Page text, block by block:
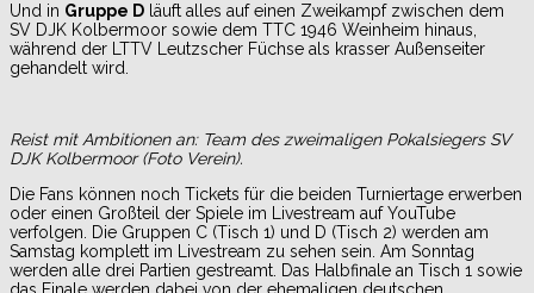
Und in Gruppe D läuft alles auf einen Zweikampf zwischen dem
SV DJK Kolbermoor sowie dem TTC 1946 Weinheim hinaus,
während der LTTV Leutzscher Füchse als krasser Außenseiter
gehandelt wird.
Reist mit Ambitionen an: Team des zweimaligen Pokalsiegers SV
DJK Kolbermoor (Foto Verein).
Die Fans können noch Tickets für die beiden Turniertage erwerben
oder einen Großteil der Spiele im Livestream auf YouTube
verfolgen. Die Gruppen C (Tisch 1) und D (Tisch 2) werden am
Samstag komplett im Livestream zu sehen sein. Am Sonntag
werden alle drei Partien gestreamt. Das Halbfinale an Tisch 1 sowie